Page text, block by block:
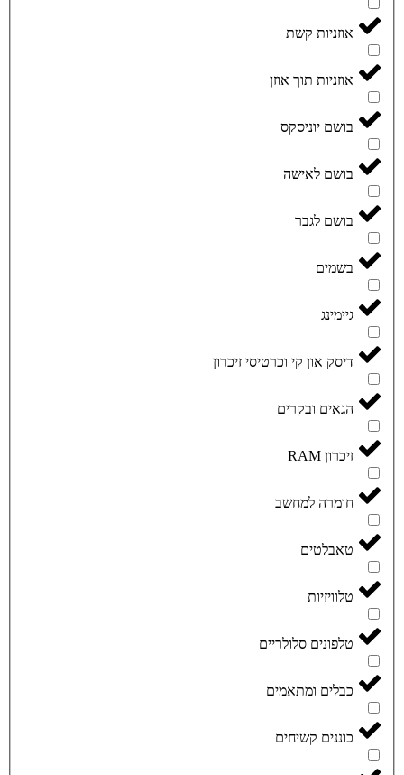
אוזניות קשת
אוזניות תוך אוזן
בושם יוניסקס
בושם לאישה
בושם לגבר
בשמים
גיימינג
דיסק און קי וכרטיסי זיכרון
הגאים ובקרים
זיכרון RAM
חומרה למחשב
טאבלטים
טלוויזיות
טלפונים סלולריים
כבלים ומתאמים
כוננים קשיחים